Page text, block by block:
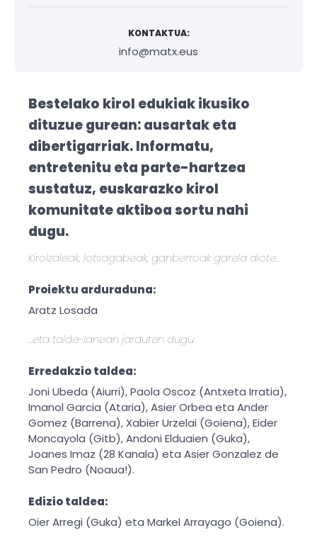
KONTAKTUA:
info@matx.eus
Bestelako kirol edukiak ikusiko
dituzue gurean: ausartak eta
dibertigarriak. Informatu,
entretenitu eta parte-hartzea
sustatuz, euskarazko kirol
komunitate aktiboa sortu nahi
dugu.
Kirolzaleak, lotsagabeak, ganberroak garela diote…
Proiektu arduraduna:
Aratz Losada
…eta talde-lanean jarduten dugu
Erredakzio taldea:
Joni Ubeda (Aiurri), Paola Oscoz (Antxeta Irratia),
Imanol Garcia (Ataria), Asier Orbea eta Ander
Gomez (Barrena), Xabier Urzelai (Goiena), Eider
Moncayola (Gitb), Andoni Elduaien (Guka),
Joanes Imaz (28 Kanala) eta Asier Gonzalez de
San Pedro (Noaua!).
Edizio taldea:
Oier Arregi (Guka) eta Markel Arrayago (Goiena).